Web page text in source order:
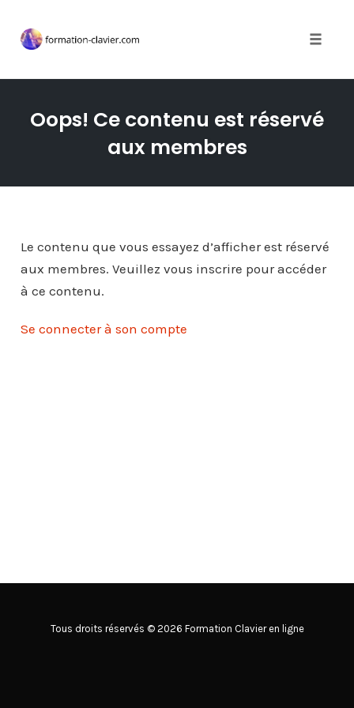
contentOops! Ce contenu est réservé
aux membres
Le contenu que vous essayez d’afficher est réservé
aux membres. Veuillez vous inscrire pour accéder
à ce contenu.
Se connecter à son compte
Tous droits réservés © 2026 Formation Clavier en ligne